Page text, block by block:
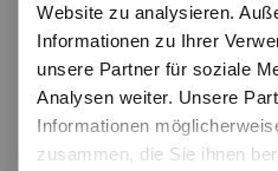
Website zu analysieren.
Informationen zu Ihrer
unsere Partner für soziale
Analysen weiter. Unsere
Informationen
zusammen, die Sie ihnen